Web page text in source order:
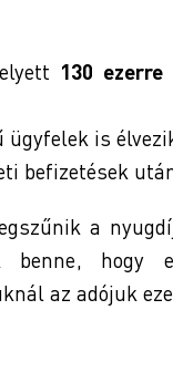
130 ezerre
is
befizetések
a
hogy
az adójuk